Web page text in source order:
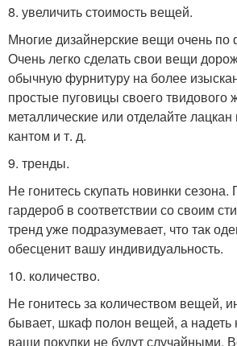
8. увеличить стоимость вещей.
Многие дизайнерские вещи очень по
Очень легко сделать свои вещи
обычную фурнитуру на более
простые пуговицы своего твидового
металлические или отделайте
кантом и т. д.
9. тренды.
Не гонитесь скупать новинки
гардероб в соответствии со своим
тренд уже подразумевает, что так
обесценит вашу индивидуальность.
10. количество.
Не гонитесь за количеством вещей,
бывает, шкаф полон вещей, а надеть
ваши покупки не будут случайными.